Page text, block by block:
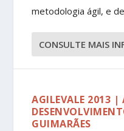
metodologia ágil, e
CONSULTE MAIS
AGILEVALE 2013 |
GUIMARÃES